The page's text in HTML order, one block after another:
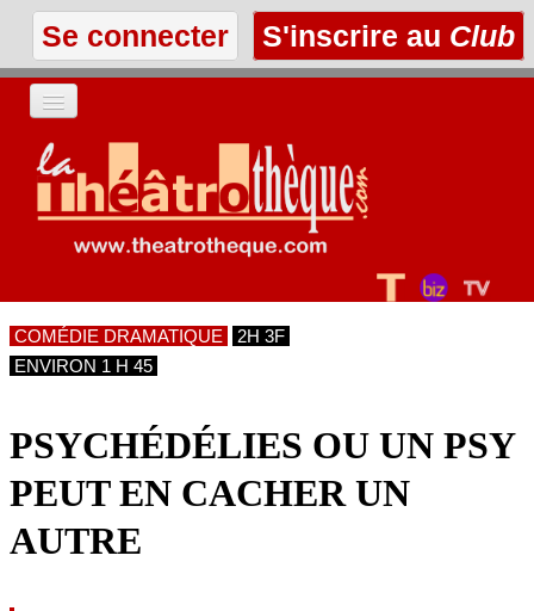
Se connecter S'inscrire au Club
ACCUEIL
LES TEXTES
LES ANNONCES
COMÉDIE DRAMATIQUE
2H 3F
ENVIRON 1 H 45
PSYCHÉDÉLIES OU UN PSY
PEUT EN CACHER UN
AUTRE